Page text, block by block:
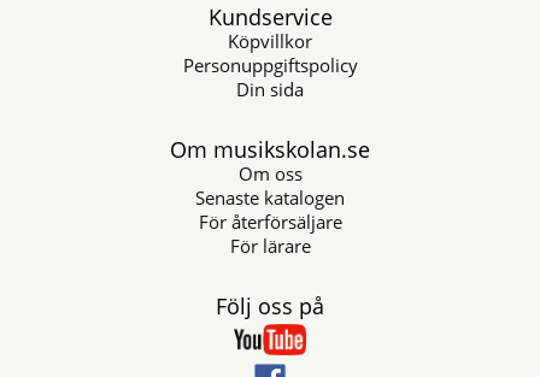
Kundservice
Köpvillkor
Personuppgiftspolicy
Din sida
Om musikskolan.se
Om oss
Senaste katalogen
För återförsäljare
För lärare
Följ oss på